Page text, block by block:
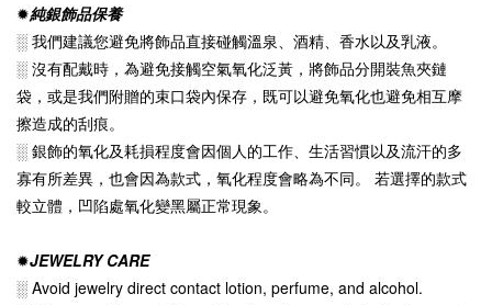
✹純銀飾品保養
░ 我們建議您避免將飾品直接碰觸溫泉、酒精、香水以及乳液。
░ 沒有配戴時，為避免接觸空氣氧化泛黃，將飾品分開裝魚夾鏈
袋，或是我們附贈的束口袋內保存，既可以避免氧化也避免相互摩
擦造成的刮痕。
░ 銀飾的氧化及耗損程度會因個人的工作、生活習慣以及流汗的多
寡有所差異，也會因為款式，氧化程度會略為不同。 若選擇的款式
較立體，凹陷處氧化變黑屬正常現象。
✹JEWELRY CARE
░ Avoid jewelry direct contact lotion, perfume, and alcohol.